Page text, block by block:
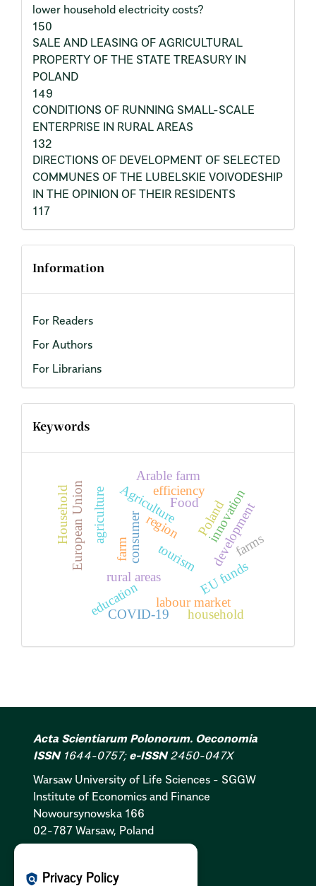
lower household electricity costs?
150
SALE AND LEASING OF AGRICULTURAL
PROPERTY OF THE STATE TREASURY IN
POLAND
149
CONDITIONS OF RUNNING SMALL-SCALE
ENTERPRISE IN RURAL AREAS
132
DIRECTIONS OF DEVELOPMENT OF SELECTED
COMMUNES OF THE LUBELSKIE VOIVODESHIP
IN THE OPINION OF THEIR RESIDENTS
117
Information
For Readers
For Authors
For Librarians
Keywords
Poland
rural areas
tourism
Agriculture
agriculture
European Union
EU funds
Arable farm
development
consumer
Household
labour market
education
farm
innovation
efficiency
household
farms
COVID-19
region
Food
Acta Scientiarum Polonorum. Oeconomia
ISSN1644-0757; e-ISSN2450-047X
Warsaw University of Life Sciences - SGGW
Institute of Economics and Finance
Nowoursynowska 166
02-787 Warsaw, Poland
Privacy Policy:PL
policy Privacy Policy